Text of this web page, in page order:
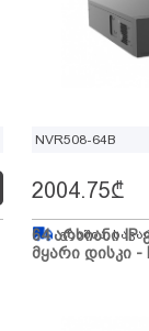
NVR508-64B
64 არხიანი IP
მყარი დისკი -
2004.75₾
გზაშია,